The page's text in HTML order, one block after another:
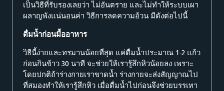
เป็นวิธีที่รับรองเลยว่า ไม่อันตราย และไม่ทำให้ระบบเผา
ผลาญพังแน่นอนค่า วิธีการลดความอ้วน มีดังต่อไปนี้
ดื่มน้ำก่อนมื้ออาหาร
วิธีนี้ง่ายและทรมานน้อยที่สุด แค่ดื่มน้ำประมาณ 1-2 แก้ว
ก่อนกินข้าว 30 นาที จะช่วยให้เรารู้สึกหิวน้อยลง เพราะ
โดยปกติถ้าร่างกายเราขาดน้ำ ร่างกายจะส่งสัญญาณไป
ที่สมองทำให้เรารู้สึกหิว เมื่อดื่มน้ำไปก่อนจึงช่วยบรรเทา